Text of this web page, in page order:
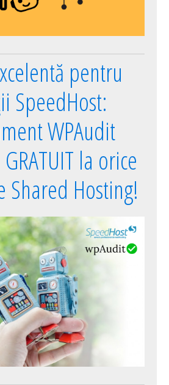
pentru
SpeedHost:
WPAudit
la orice
Shared Hosting!